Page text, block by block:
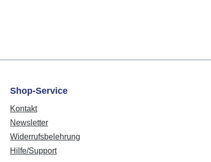
Shop-Service
Kontakt
Newsletter
Widerrufsbelehrung
Hilfe/Support